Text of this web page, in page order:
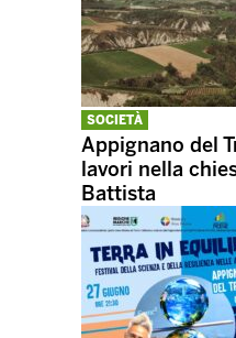
SOCIETÀ
Appignano del
lavori nella
Battista